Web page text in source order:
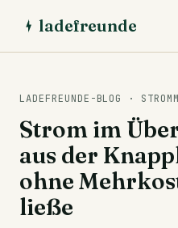
ladefreunde
LADEFREUNDE-BLOG ·
Strom im
aus der
ohne
ließe